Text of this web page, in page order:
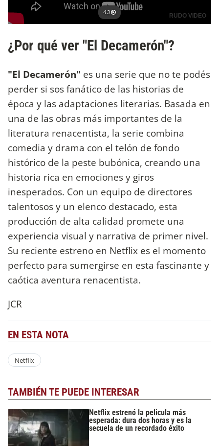
¿Por qué ver "El Decamerón"?
"El Decamerón" es una serie que no te podés
perder si sos fanático de las historias de
época y las adaptaciones literarias. Basada en
una de las obras más importantes de la
literatura renacentista, la serie combina
comedia y drama con el telón de fondo
histórico de la peste bubónica, creando una
historia rica en emociones y giros
inesperados. Con un equipo de directores
talentosos y un elenco destacado, esta
producción de alta calidad promete una
experiencia visual y narrativa de primer nivel.
Su reciente estreno en Netflix es el momento
perfecto para sumergirse en esta fascinante y
caótica aventura renacentista.
JCR
EN ESTA NOTA
Netflix
TAMBIÉN TE PUEDE INTERESAR
Netflix estrenó la pelicula más
esperada: dura dos horas y es la
secuela de un recordado éxito